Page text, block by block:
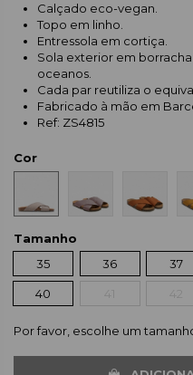
Calçado eco-vegan.
Topo em linho.
Entressola em cortiça.
Sola exterior em
oceanos.
Cada par reutiliza o
Fabricado à mão em
Ref: ZS4815
Cor
Tamanho
35
36 37
40
Por favor, escolhe um